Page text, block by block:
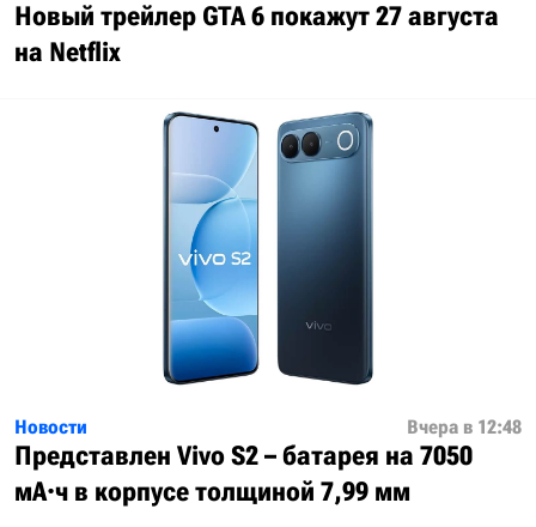
Новый трейлер GTA 6 покажут 27 августа
на Netflix
Новости Вчера в 12:48
Представлен Vivo S2 – батарея на 7050
мА·ч в корпусе толщиной 7,99 мм